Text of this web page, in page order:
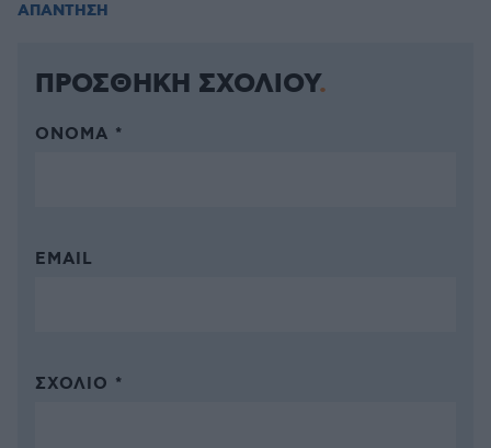
ΑΠΑΝΤΗΣΗ
ΠΡΟΣΘΗΚΗ ΣΧΟΛΙΟΥ
ΌΝΟΜΑ *
EMAIL
ΣΧΌΛΙΟ *